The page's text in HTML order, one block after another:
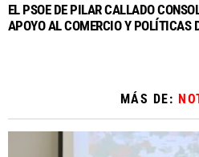
EL PSOE DE PILAR CALLADO
APOYO AL COMERCIO Y POLÍTICAS
MÁS DE: